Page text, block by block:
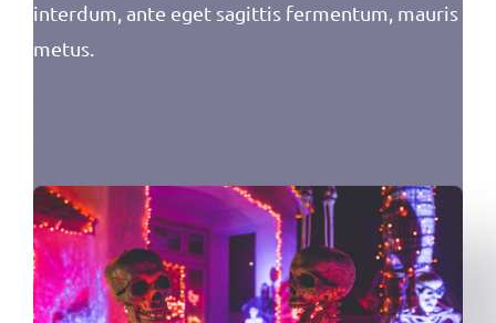
interdum, ante eget sagittis fermentum, mauris
metus.